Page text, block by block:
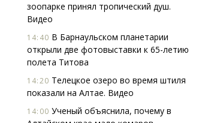
зоопарке принял тропический душ.
Видео
14:40 В Барнаульском планетарии
открыли две фотовыставки к 65-летию
полета Титова
14:20 Телецкое озеро во время штиля
показали на Алтае. Видео
14:00 Ученый объяснила, почему в